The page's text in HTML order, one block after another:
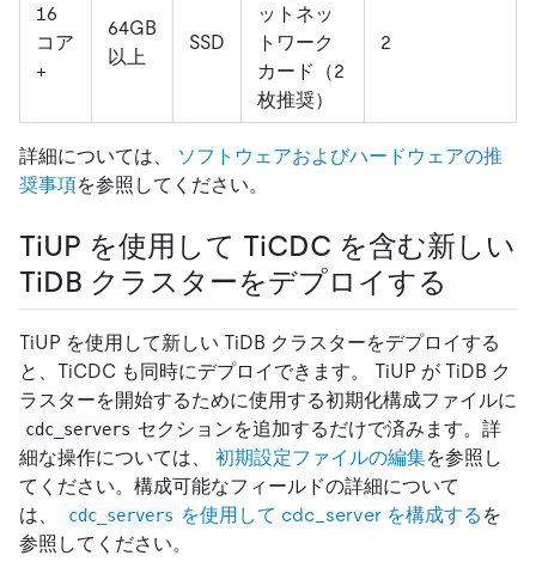
16
コア
+
64GB
以上
SSD
ットネッ
トワーク
カード（2
枚推奨）
2
詳細については、
ソフトウェアおよびハードウェアの推
奨事項を参照してください。
TiUP を使用して TiCDC を含む新しい
TiDB クラスターをデプロイする
TiUP を使用して新しい TiDB クラスターをデプロイする
と、TiCDC も同時にデプロイできます。 TiUP が TiDB ク
ラスターを開始するために使用する初期化構成ファイルに
cdc_servers セクションを追加するだけで済みます。詳
細な操作については、 初期設定ファイルの編集を参照し
てください。構成可能なフィールドの詳細について
は、
cdc_servers を使用して cdc_server を構成する を
参照してください。